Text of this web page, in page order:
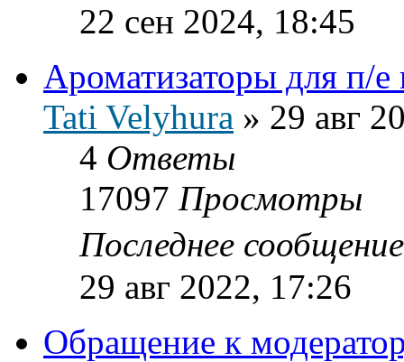
22 сен 2024, 18:45
Ароматизаторы для п/е
Tati Velyhura » 29 авг
4 Ответы
17097 Просмотры
Последнее
29 авг 2022, 17:26
Обращение к